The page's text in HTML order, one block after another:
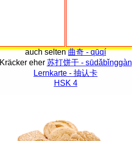
auch selten曲奇 - qūqí
Kräcker eher 苏打饼干 - sūdǎbǐnggàn
Lernkarte - 抽认卡
HSK 4